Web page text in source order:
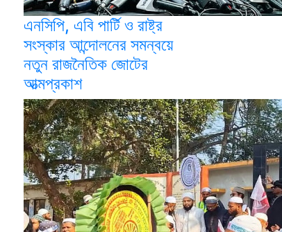
এনসিপি, এবি পার্টি ও রাষ্ট্র
সংস্কার আন্দোলনের সমন্বয়ে
নতুন রাজনৈতিক জোটের
আত্মপ্রকাশ